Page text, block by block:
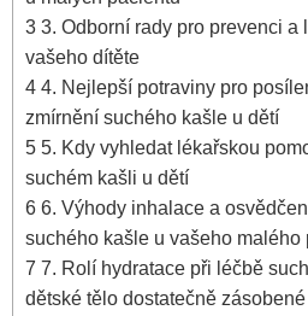
3 3. Odborní ⁢rady pro ‍prevenci a
vašeho dítěte
4 4. Nejlepší ⁤potraviny pro
zmírnění suchého⁤ kašle​ u⁢ dětí
5 5. Kdy vyhledat lékařskou
suchém kašli u‌ dětí
6 6. ⁢Výhody inhalace a
suchého kašle u vašeho malého
7 7. Rolí hydratace při léčbě
dětské​ tělo dostatečně